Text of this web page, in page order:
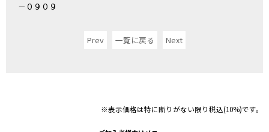
－０９０９
Prev 一覧に戻る Next
※表示価格は特に断りがない限り税込(10%)です。